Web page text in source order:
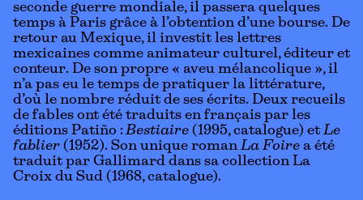
seconde guerre mondiale, il passera quelques
temps à Paris grâce à l’obtention d’une bourse. De
retour au Mexique, il investit les lettres
mexicaines comme animateur culturel, éditeur et
conteur. De son propre « aveu mélancolique », il
n’a pas eu le temps de pratiquer la littérature,
d’où le nombre réduit de ses écrits. Deux recueils
de fables ont été traduits en français par les
éditions Patiño :Bestiaire (1995,catalogue) et Le
fablier (1952). Son unique roman La Foire a été
traduit par Gallimard dans sa collection La
Croix du Sud (1968,catalogue).